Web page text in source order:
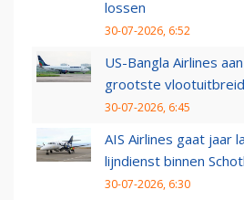
lossen
30-07-2026, 6:52
US-Bangla Airlines
grootste
30-07-2026, 6:45
AIS Airlines gaat jaar
lijndienst binnen
30-07-2026, 6:30